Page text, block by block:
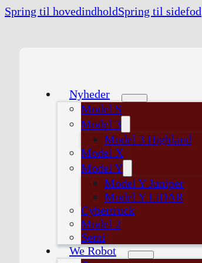
Spring til hovedindholdSpring til sidefod
Nyheder
Model S
Model 3
Model 3 Highland
Model X
Model Y
Model Y Juniper
Model Y LiDAR
Cybertruck
Model 2
Semi
We Robot